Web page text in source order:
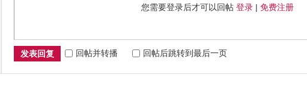
您需要登录后才可以回帖 登录| 免费注册
发表回复 回帖并转播 回帖后跳转到最后一页